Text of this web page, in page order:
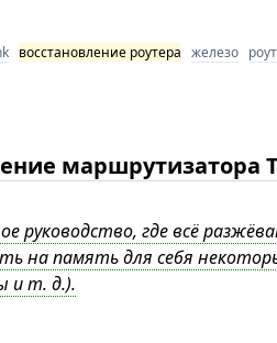
восстановление роутера железо
маршрутизатора
руководство, где всё
на память для себя
и т. д.).